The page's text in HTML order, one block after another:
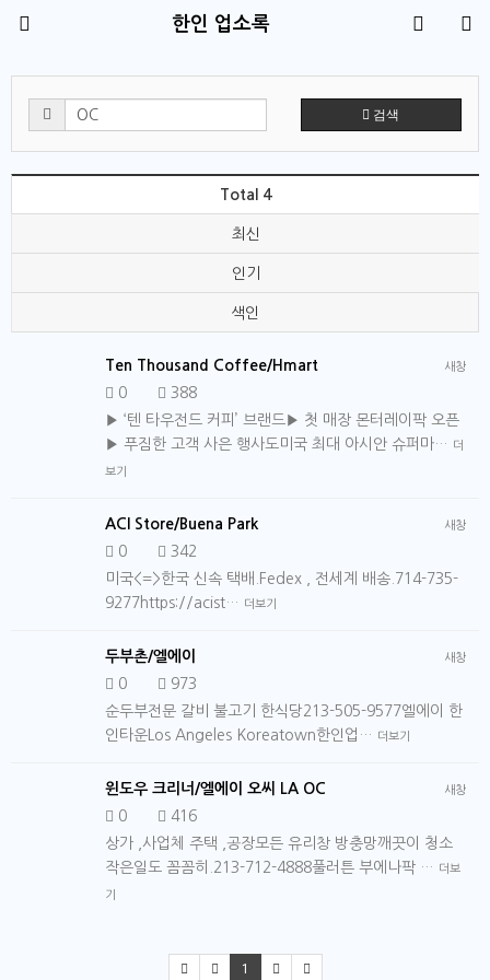
한인 업소록
검색
Total 4
최신
인기
색인
새창
Ten Thousand Coffee/Hmart
0
388
▶ ‘텐 타우전드 커피’ 브랜드▶ 첫 매장 몬터레이팍 오픈
▶ 푸짐한 고객 사은 행사도미국 최대 아시안 슈퍼마…
더
보기
새창
ACI Store/Buena Park
0
342
미국<=>한국 신속 택배.Fedex , 전세계 배송.714-735-
9277https://acist…
더보기
새창
두부촌/엘에이
0
973
순두부전문 갈비 불고기 한식당213-505-9577엘에이 한
인타운Los Angeles Koreatown한인업…
더보기
새창
윈도우 크리너/엘에이 오씨 LA OC
0
416
상가 ,사업체 주택 ,공장모든 유리창 방충망깨끗이 청소
작은일도 꼼꼼히.213-712-4888풀러튼 부에나팍 …
더보
기
1